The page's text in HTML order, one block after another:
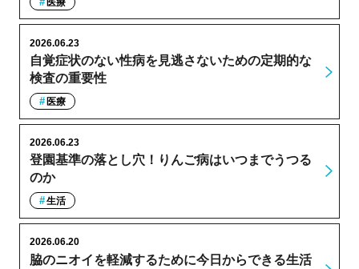
自覚症状のない性病を見逃さないための定期的な
検査の重要性
2026.06.23
医療
登園基準の落とし穴！りんご病はいつまでうつる
のか
2026.06.23
生活
脇のニオイを軽減するために今日からできる生活
2026.06.20